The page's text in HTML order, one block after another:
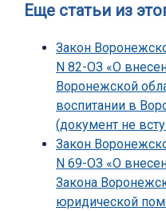
Еще статьи из
Закон
N 82-ОЗ «О
Воронежской
воспитании в
(документ не
Закон
N 69-ОЗ «О
Закона
юридической